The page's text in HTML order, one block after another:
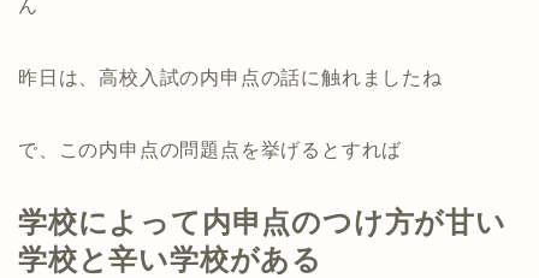
ん
昨日は、高校入試の内申点の話に触れましたね
で、この内申点の問題点を挙げるとすれば
学校によって内申点のつけ方が甘い
学校と辛い学校がある